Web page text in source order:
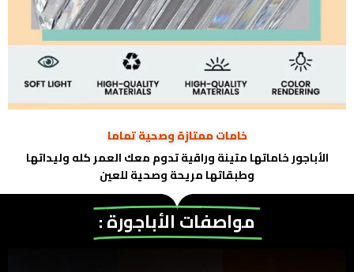
خامات ممتازة وصحية تماما
الأباجور خاماتها متينة وراقية تدوم معك العمر كله وليداتها
وطبقاتها مريحة وصحية للعين
مواصفات الأباجورة :